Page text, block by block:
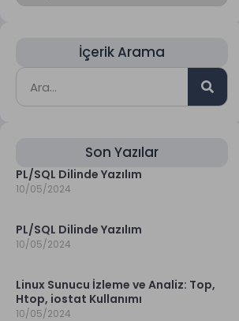
İçerik Arama
Son Yazılar
PL/SQL Dilinde Yazılım
10/05/2024
PL/SQL Dilinde Yazılım
10/05/2024
Linux Sunucu İzleme ve Analiz: Top,
Htop, iostat Kullanımı
10/05/2024